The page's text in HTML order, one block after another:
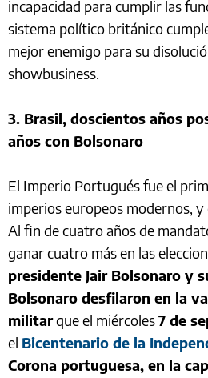
incapacidad para cumplir las
sistema político británico
mejor enemigo para su
showbusiness.
3. Brasil, doscientos años
años con Bolsonaro
El Imperio Portugués fue el
imperios europeos modernos,
Al fin de cuatro años de
ganar cuatro más en las
presidente Jair Bolsonaro y
Bolsonaro desfilaron en la
militarque el miércoles7 de
el Bicentenario de la
Corona portuguesa, en la